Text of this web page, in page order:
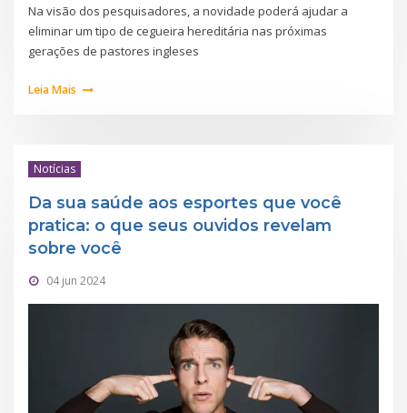
Na visão dos pesquisadores, a novidade poderá ajudar a
eliminar um tipo de cegueira hereditária nas próximas
gerações de pastores ingleses
Leia Mais
Notícias
Da sua saúde aos esportes que você
pratica: o que seus ouvidos revelam
sobre você
04 jun 2024